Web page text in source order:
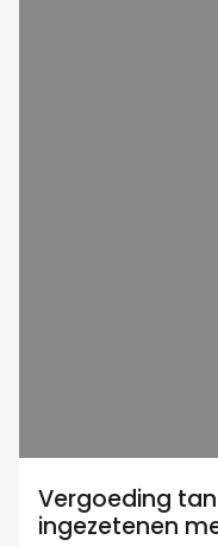
Vergoeding
ingezetenen